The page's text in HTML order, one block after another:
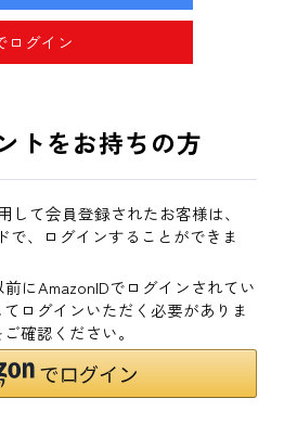
ログイン
トをお持ちの方
して会員登録されたお客様は、
で、ログインすることができま
前にAmazonIDでログインされてい
ログインいただく必要がありま
確認ください。